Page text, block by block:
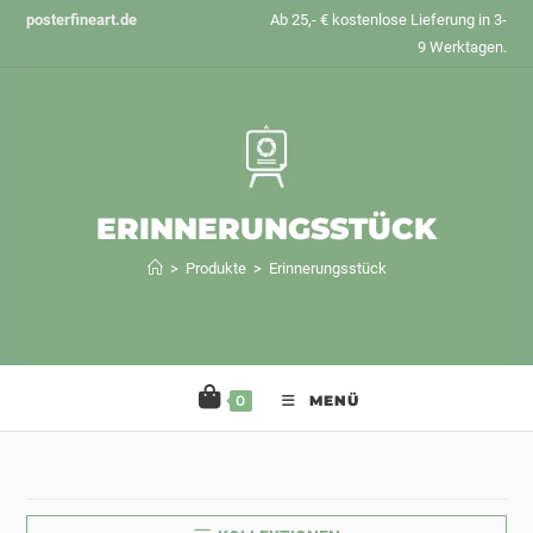
Zumposterfineart.de
Ab 25,- € kostenlose Lieferung in 3-
9 Werktagen.
ERINNERUNGSSTÜCK
> Produkte > Erinnerungsstück
0 MENÜ